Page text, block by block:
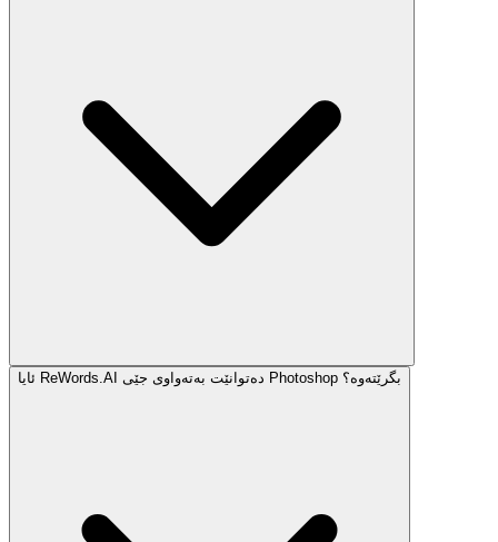
ئایا ReWords.AI دەتوانێت بەتەواوی جێی Photoshop بگرێتەوە؟